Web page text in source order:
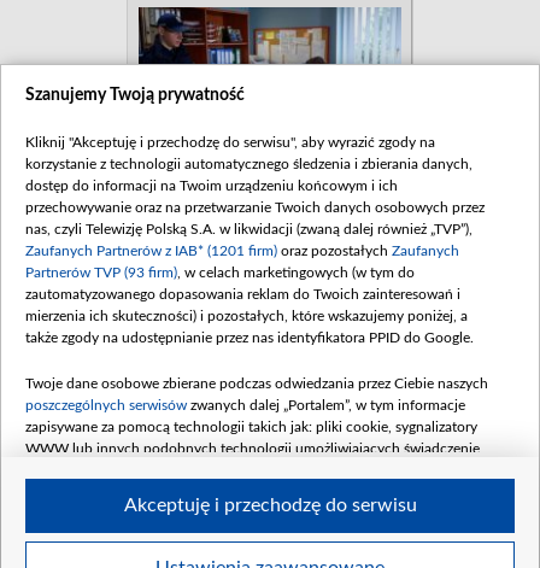
Szanujemy Twoją prywatność
Kliknij "Akceptuję i przechodzę do serwisu", aby wyrazić zgody na
korzystanie z technologii automatycznego śledzenia i zbierania danych,
dostęp do informacji na Twoim urządzeniu końcowym i ich
przechowywanie oraz na przetwarzanie Twoich danych osobowych przez
nas, czyli Telewizję Polską S.A. w likwidacji (zwaną dalej również „TVP”),
Zaufanych Partnerów z IAB* (1201 firm) oraz pozostałych Zaufanych
Partnerów TVP (93 firm) , w celach marketingowych (w tym do
zautomatyzowanego dopasowania reklam do Twoich zainteresowań i
mierzenia ich skuteczności) i pozostałych, które wskazujemy poniżej, a
także zgody na udostępnianie przez nas identyfikatora PPID do Google.
Twoje dane osobowe zbierane podczas odwiedzania przez Ciebie naszych
poszczególnych serwisów zwanych dalej „Portalem”, w tym informacje
zapisywane za pomocą technologii takich jak: pliki cookie, sygnalizatory
WWW lub innych podobnych technologii umożliwiających świadczenie
Twoje dane osobowe zbierane podczas odwiedzania przez Ciebie
Akceptuję i przechodzę do serwisu